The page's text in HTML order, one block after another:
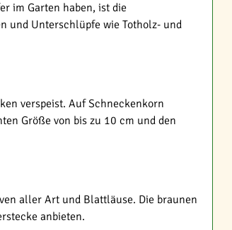
im Garten haben, ist die
und Unterschlüpfe wie Totholz- und
verspeist. Auf Schneckenkorn
Größe von bis zu 10 cm und den
aller Art und Blattläuse. Die braunen
anbieten.